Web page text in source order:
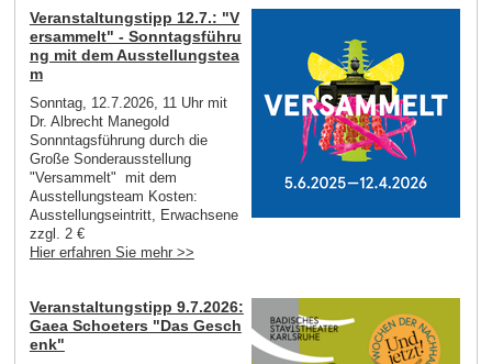
Veranstaltungstipp 12.7.: "V
ersammelt" - Sonntagsführu
ng mit dem Ausstellungstea
m
Sonntag, 12.7.2026, 11 Uhr mit
Dr. Albrecht Manegold
Sonnntagsführung durch die
Große Sonderausstellung
"Versammelt" mit dem
Ausstellungsteam Kosten:
Ausstellungseintritt, Erwachsene
zzgl. 2 €
Hier erfahren Sie mehr >>
Veranstaltungstipp 9.7.2026:
Gaea Schoeters "Das Gesch
enk"